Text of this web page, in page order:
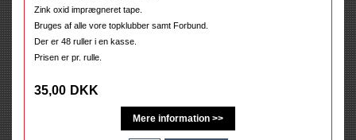
Zink oxid imprægneret tape.
Bruges af alle vore topklubber samt Forbund.
Der er 48 ruller i en kasse.
Prisen er pr. rulle.
35,00 DKK